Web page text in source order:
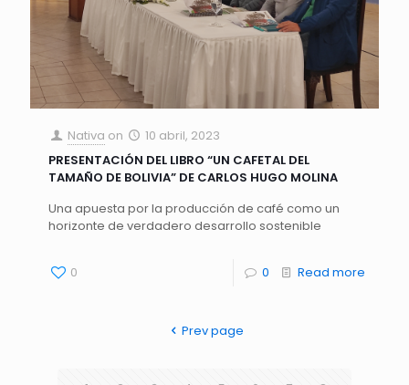
Nativa on
10 abril, 2023
PRESENTACIÓN DEL LIBRO “UN CAFETAL DEL
TAMAÑO DE BOLIVIA” DE CARLOS HUGO MOLINA
Una apuesta por la producción de café como un
horizonte de verdadero desarrollo sostenible
0 0 Read more
Prev page